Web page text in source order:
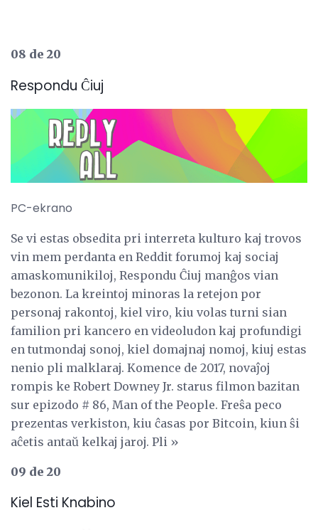
08 de 20
Respondu Ĉiuj
PC-ekrano
Se vi estas obsedita pri interreta kulturo kaj trovos
vin mem perdanta en Reddit forumoj kaj sociaj
amaskomunikiloj, Respondu Ĉiuj manĝos vian
bezonon. La kreintoj minoras la retejon por
personaj rakontoj, kiel viro, kiu volas turni sian
familion pri kancero en videoludon kaj profundigi
en tutmondaj sonoj, kiel domajnaj nomoj, kiuj estas
nenio pli malklaraj. Komence de 2017, novaĵoj
rompis ke Robert Downey Jr. starus filmon bazitan
sur epizodo # 86, Man of the People. Freŝa peco
prezentas verkiston, kiu ĉasas por Bitcoin, kiun ŝi
aĉetis antaŭ kelkaj jaroj. Pli »
09 de 20
Kiel Esti Knabino